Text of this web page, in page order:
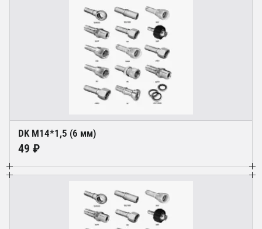
DK М14*1,5 (6 мм)
49 ₽